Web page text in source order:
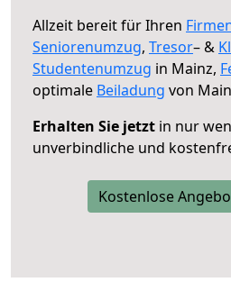
Allzeit bereit für Ihren
Seniorenumzug, Tresor– &
Studentenumzug in Mainz,
optimale Beiladung von
Erhalten Sie jetzt in nur
unverbindliche und
Kostenlose